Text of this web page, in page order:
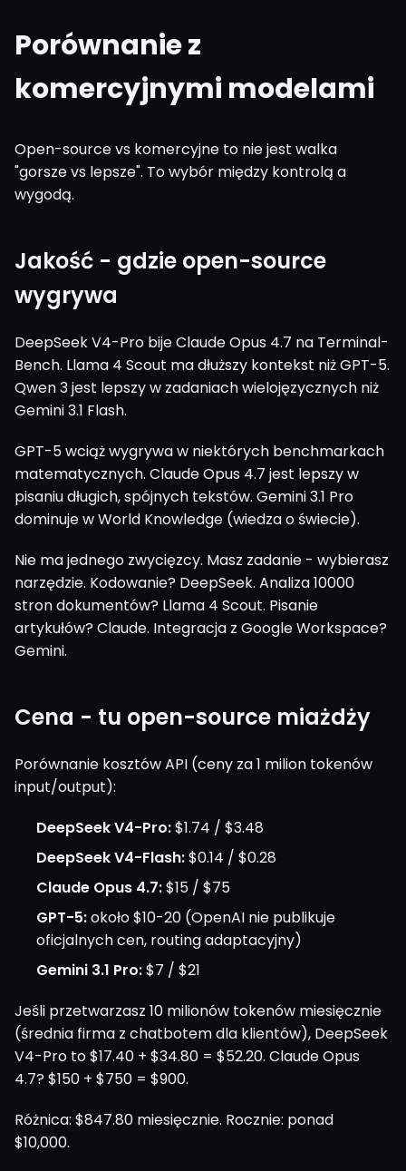
Porównanie z
komercyjnymi modelami
Open-source vs komercyjne to nie jest walka
"gorsze vs lepsze". To wybór między kontrolą a
wygodą.
Jakość - gdzie open-source
wygrywa
DeepSeek V4-Pro bije Claude Opus 4.7 na Terminal-
Bench. Llama 4 Scout ma dłuższy kontekst niż GPT-5.
Qwen 3 jest lepszy w zadaniach wielojęzycznych niż
Gemini 3.1 Flash.
GPT-5 wciąż wygrywa w niektórych benchmarkach
matematycznych. Claude Opus 4.7 jest lepszy w
pisaniu długich, spójnych tekstów. Gemini 3.1 Pro
dominuje w World Knowledge (wiedza o świecie).
Nie ma jednego zwycięzcy. Masz zadanie - wybierasz
narzędzie. Kodowanie? DeepSeek. Analiza 10000
stron dokumentów? Llama 4 Scout. Pisanie
artykułów? Claude. Integracja z Google Workspace?
Gemini.
Cena - tu open-source miażdży
Porównanie kosztów API (ceny za 1 milion tokenów
input/output):
DeepSeek V4-Pro:$1.74 / $3.48
DeepSeek V4-Flash:$0.14 / $0.28
Claude Opus 4.7:$15 / $75
GPT-5:około $10-20 (OpenAI nie publikuje
oficjalnych cen, routing adaptacyjny)
Gemini 3.1 Pro:$7 / $21
Jeśli przetwarzasz 10 milionów tokenów miesięcznie
(średnia firma z chatbotem dla klientów), DeepSeek
V4-Pro to $17.40 + $34.80 = $52.20. Claude Opus
4.7? $150 + $750 = $900.
Różnica: $847.80 miesięcznie. Rocznie: ponad
$10,000.